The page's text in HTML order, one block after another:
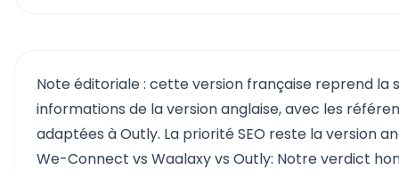
Note éditoriale : cette version française reprend la
informations de la version anglaise, avec les
adaptées à Outly. La priorité SEO reste la version
We-Connect vs Waalaxy vs Outly: Notre verdict